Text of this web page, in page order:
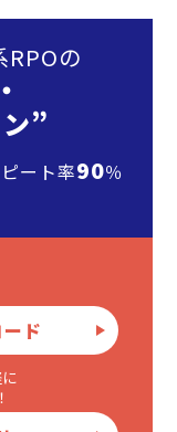
RPOの
”
ート率90％
ド